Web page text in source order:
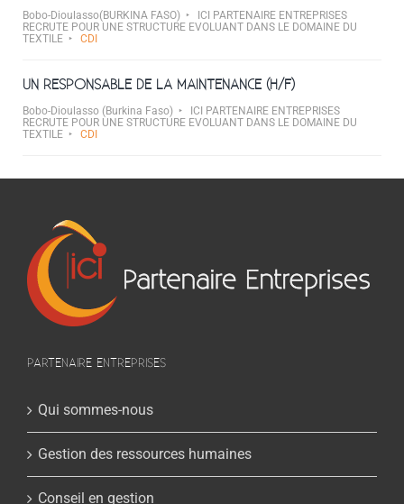
Bobo-Dioulasso(BURKINA FASO)
ICI PARTENAIRE ENTREPRISES
RECRUTE POUR UNE STRUCTURE EVOLUANT DANS LE DOMAINE DU
TEXTILE
CDI
UN RESPONSABLE DE LA MAINTENANCE (H/F)
Bobo-Dioulasso (Burkina Faso)
ICI PARTENAIRE ENTREPRISES
RECRUTE POUR UNE STRUCTURE EVOLUANT DANS LE DOMAINE DU
TEXTILE
CDI
PARTENAIRE ENTREPRISES
Qui sommes-nous
Gestion des ressources humaines
Conseil en gestion